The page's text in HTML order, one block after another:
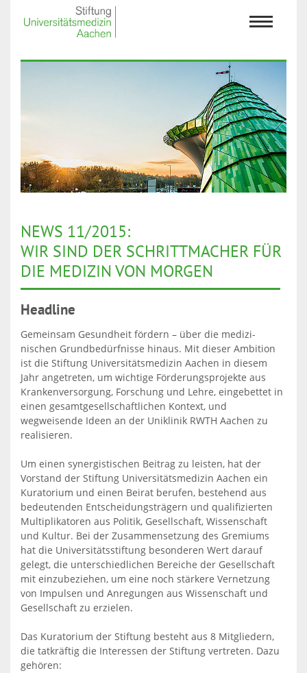
NEWS 11/2015:
WIR SIND DER SCHRITTMACHER FÜR
DIE MEDIZIN VON MORGEN
Headline
Gemeinsam Gesundheit fördern – über die medizi-
nischen Grundbedürfnisse hinaus. Mit dieser Ambition
ist die Stiftung Universitätsmedizin Aachen in diesem
Jahr angetreten, um wichtige Förderungsprojekte aus
Krankenversorgung, Forschung und Lehre, eingebettet in
einen gesamtgesellschaftlichen Kontext, und
wegweisende Ideen an der Uniklinik RWTH Aachen zu
realisieren.
Um einen synergistischen Beitrag zu leisten, hat der
Vorstand der Stiftung Universitätsmedizin Aachen ein
Kuratorium und einen Beirat berufen, bestehend aus
bedeutenden Entscheidungsträgern und qualifizierten
Multiplikatoren aus Politik, Gesellschaft, Wissenschaft
und Kultur. Bei der Zusammensetzung des Gremiums
hat die Universitätsstiftung besonderen Wert darauf
gelegt, die unterschiedlichen Bereiche der Gesellschaft
mit einzubeziehen, um eine noch stärkere Vernetzung
von Impulsen und Anregungen aus Wissenschaft und
Gesellschaft zu erzielen.
Das Kuratorium der Stiftung besteht aus 8 Mitgliedern,
die tatkräftig die Interessen der Stiftung vertreten. Dazu
gehören: